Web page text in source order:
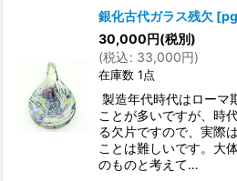
銀化古代ガラス残欠 [
30,000円(税別)
(税込: 33,000円)
在庫数 1点
製造年代時代はローマ
ことが多いですが、時
る欠片ですので、実際
ことは難しいです。大
のものと考えて…